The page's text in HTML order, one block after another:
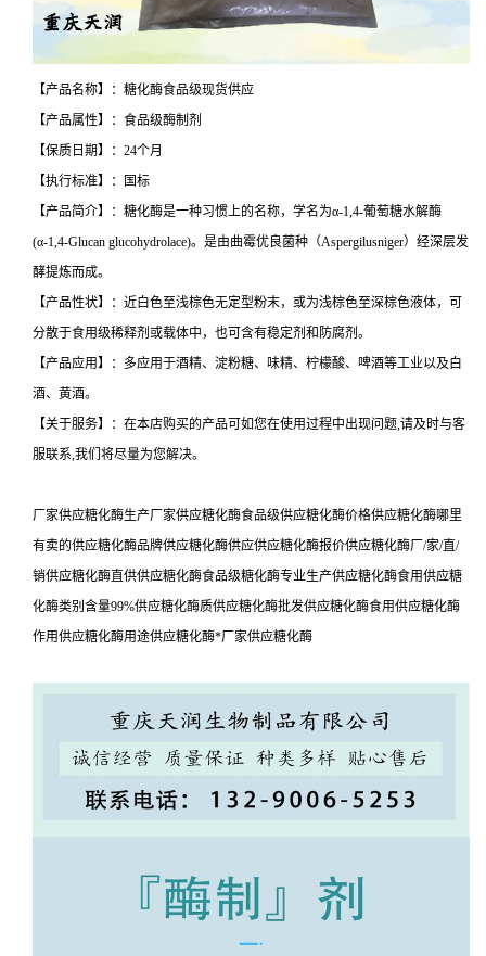
【产品名称】：糖化酶食品级现货供应
【产品属性】：食品级酶制剂
【保质日期】：24个月
【执行标准】：国标
【产品简介】：糖化酶是一种习惯上的名称，学名为α-1,4-葡萄糖水解酶
(α-1,4-Glucan glucohydrolace)。是由曲霉优良菌种（Aspergilusniger）经深层发
酵提炼而成。
【产品性状】：近白色至浅棕色无定型粉末，或为浅棕色至深棕色液体，可
分散于食用级稀释剂或载体中，也可含有稳定剂和防腐剂。
【产品应用】：多应用于酒精、淀粉糖、味精、柠檬酸、啤酒等工业以及白
酒、黄酒。
【关于服务】：在本店购买的产品可如您在使用过程中出现问题,请及时与客
服联系,我们将尽量为您解决。
厂家供应糖化酶生产厂家供应糖化酶食品级供应糖化酶价格供应糖化酶哪里
有卖的供应糖化酶品牌供应糖化酶供应供应糖化酶报价供应糖化酶厂/家/直/
销供应糖化酶直供供应糖化酶食品级糖化酶专业生产供应糖化酶食用供应糖
化酶类别含量99%供应糖化酶质供应糖化酶批发供应糖化酶食用供应糖化酶
作用供应糖化酶用途供应糖化酶*厂家供应糖化酶